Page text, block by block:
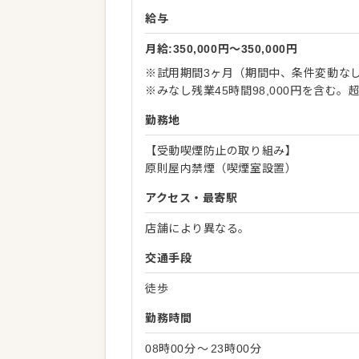
給与
月給:350,000円〜350,000円
※試用期間3ヶ月（期間中、条件変動なし
※みなし残業45時間98,000円を含む。超
勤務地
【受動喫煙防止の取り組み】
原則屋内禁煙（喫煙室設置）
アクセス・最寄駅
店舗により異なる。
交通手段
徒歩
勤務時間
08時00分〜 23時00分